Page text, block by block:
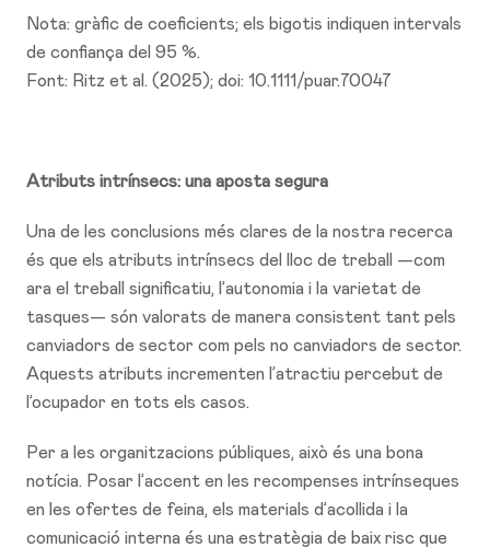
Nota: gràfic de coeficients; els bigotis indiquen intervals
de confiança del 95 %.
Font: Ritz et al. (2025); doi: 10.1111/puar.70047
Atributs intrínsecs: una aposta segura
Una de les conclusions més clares de la nostra recerca
és que els atributs intrínsecs del lloc de treball —com
ara el treball significatiu, l’autonomia i la varietat de
tasques— són valorats de manera consistent tant pels
canviadors de sector com pels no canviadors de sector.
Aquests atributs incrementen l’atractiu percebut de
l’ocupador en tots els casos.
Per a les organitzacions públiques, això és una bona
notícia. Posar l’accent en les recompenses intrínseques
en les ofertes de feina, els materials d’acollida i la
comunicació interna és una estratègia de baix risc que